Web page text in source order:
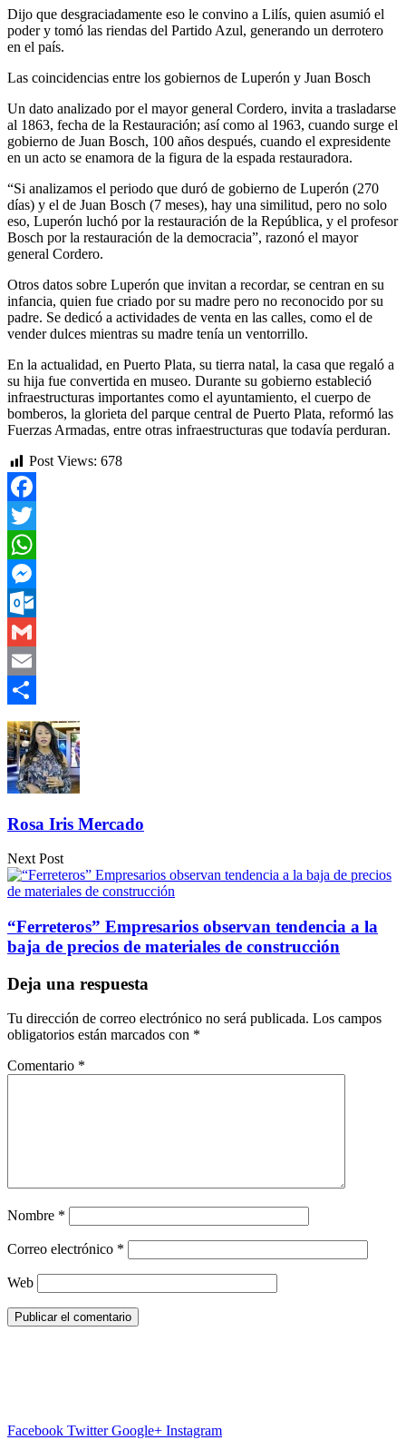
Dijo que desgraciadamente eso le convino a Lilís, quien asumió el
poder y tomó las riendas del Partido Azul, generando un derrotero
en el país.
Las coincidencias entre los gobiernos de Luperón y Juan Bosch
Un dato analizado por el mayor general Cordero, invita a trasladarse
al 1863, fecha de la Restauración; así como al 1963, cuando surge el
gobierno de Juan Bosch, 100 años después, cuando el expresidente
en un acto se enamora de la figura de la espada restauradora.
“Si analizamos el periodo que duró de gobierno de Luperón (270
días) y el de Juan Bosch (7 meses), hay una similitud, pero no solo
eso, Luperón luchó por la restauración de la República, y el profesor
Bosch por la restauración de la democracia”, razonó el mayor
general Cordero.
Otros datos sobre Luperón que invitan a recordar, se centran en su
infancia, quien fue criado por su madre pero no reconocido por su
padre. Se dedicó a actividades de venta en las calles, como el de
vender dulces mientras su madre tenía un ventorrillo.
En la actualidad, en Puerto Plata, su tierra natal, la casa que regaló a
su hija fue convertida en museo. Durante su gobierno estableció
infraestructuras importantes como el ayuntamiento, el cuerpo de
bomberos, la glorieta del parque central de Puerto Plata, reformó las
Fuerzas Armadas, entre otras infraestructuras que todavía perduran.
Post Views: 678
Facebook
Twitter
WhatsApp
Messenger
Outlook.com
Gmail
Email
Compartir
Rosa Iris Mercado
Next Post
“Ferreteros” Empresarios observan tendencia a la
baja de precios de materiales de construcción
Deja una respuesta
Tu dirección de correo electrónico no será publicada. Los campos
obligatorios están marcados con *
Comentario *
Nombre *
Correo electrónico *
Web
Facebook Twitter Google+ Instagram